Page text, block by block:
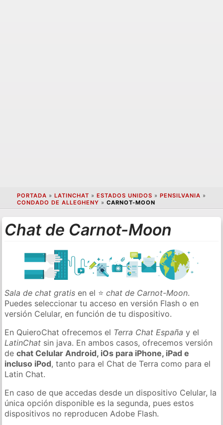
PORTADA » LATINCHAT » ESTADOS UNIDOS » PENSILVANIA »
CONDADO DE ALLEGHENY » CARNOT-MOON
Chat de Carnot-Moon
Sala de chat gratis en el ⭐chat de Carnot-Moon.
Puedes seleccionar tu acceso en versión Flash o en
versión Celular, en función de tu dispositivo.
En QuieroChat ofrecemos el Terra Chat España y el
LatinChat sin java. En ambos casos, ofrecemos versión
dechat Celular Android, iOs para iPhone, iPad e
incluso iPod, tanto para el Chat de Terra como para el
Latin Chat.
En caso de que accedas desde un dispositivo Celular, la
única opción disponible es la segunda, pues estos
dispositivos no reproducen Adobe Flash.